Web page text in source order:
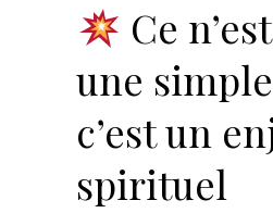
Ce
une
c’est un
spirituel